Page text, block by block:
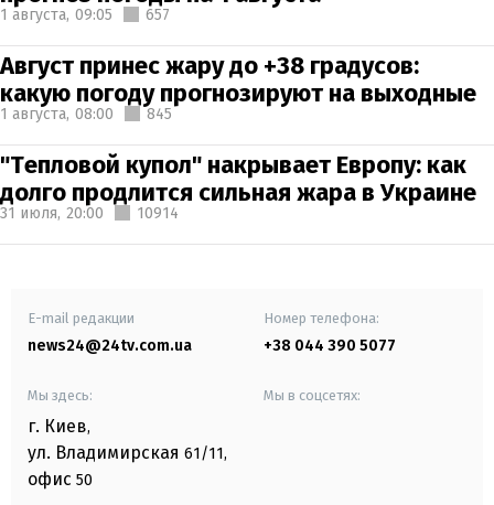
1 августа, 09:05 657
Август принес жару до +38 градусов:
какую погоду прогнозируют на выходные
1 августа, 08:00 845
"Тепловой купол" накрывает Европу: как
долго продлится сильная жара в Украине
31 июля, 20:00 10914
E-mail редакции
news24@24tv.com.ua
Номер телефона:
+38 044 390 5077
Мы здесь:
г. Киев,
ул. Владимирская 61/11,
офис 50
Мы в соцсетях: